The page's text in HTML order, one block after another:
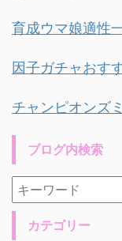
育成ウマ娘適性
因子ガチャおす
チャンピオンズ
ブログ内検索
カテゴリー